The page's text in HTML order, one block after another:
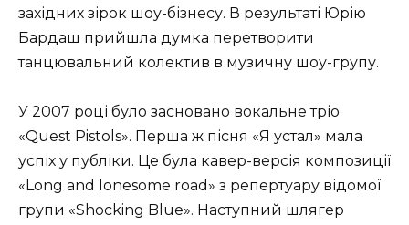
західних зірок шоу-бізнесу. В результаті Юрію
Бардаш прийшла думка перетворити
танцювальний колектив в музичну шоу-групу.
У 2007 році було засновано вокальне тріо
«Quest Pistols». Перша ж пісня «Я устал» мала
успіх у публіки. Це була кавер-версія композиції
«Long and lonesome road» з репертуару відомої
групи «Shocking Blue». Наступний шлягер